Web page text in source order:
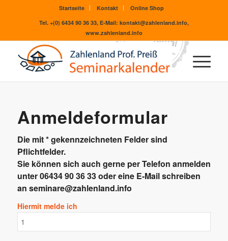
Startseite Kontakt
Online Shop
Tel. +(0) 6434 90 36 33, E-Mail: kontakt@zahlenland.info,
www.zahlenland.info
Anmeldeformular
Die mit * gekennzeichneten Felder sind
Pflichtfelder.
Sie können sich auch gerne per Telefon anmelden
unter 06434 90 36 33 oder eine E-Mail schreiben
an seminare@zahlenland.info
Hiermit melde ich